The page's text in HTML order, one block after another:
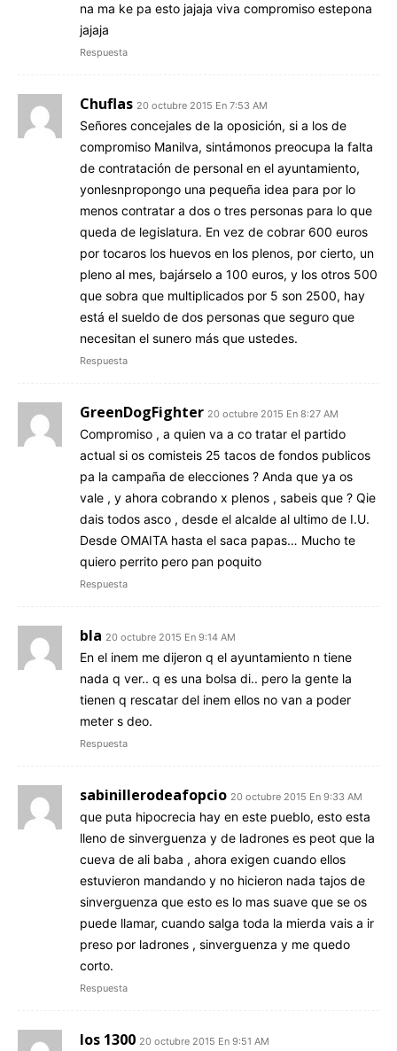
na ma ke pa esto jajaja viva compromiso estepona
jajaja
Respuesta
Chuflas 20 octubre 2015 En 7:53 AM
Señores concejales de la oposición, si a los de
compromiso Manilva, sintámonos preocupa la falta
de contratación de personal en el ayuntamiento,
yonlesnpropongo una pequeña idea para por lo
menos contratar a dos o tres personas para lo que
queda de legislatura. En vez de cobrar 600 euros
por tocaros los huevos en los plenos, por cierto, un
pleno al mes, bajárselo a 100 euros, y los otros 500
que sobra que multiplicados por 5 son 2500, hay
está el sueldo de dos personas que seguro que
necesitan el sunero más que ustedes.
Respuesta
GreenDogFighter 20 octubre 2015 En 8:27 AM
Compromiso , a quien va a co tratar el partido
actual si os comisteis 25 tacos de fondos publicos
pa la campaña de elecciones ? Anda que ya os
vale , y ahora cobrando x plenos , sabeis que ? Qie
dais todos asco , desde el alcalde al ultimo de I.U.
Desde OMAITA hasta el saca papas… Mucho te
quiero perrito pero pan poquito
Respuesta
bla 20 octubre 2015 En 9:14 AM
En el inem me dijeron q el ayuntamiento n tiene
nada q ver.. q es una bolsa di.. pero la gente la
tienen q rescatar del inem ellos no van a poder
meter s deo.
Respuesta
sabinillerodeafopcio 20 octubre 2015 En 9:33 AM
que puta hipocrecia hay en este pueblo, esto esta
lleno de sinverguenza y de ladrones es peot que la
cueva de ali baba , ahora exigen cuando ellos
estuvieron mandando y no hicieron nada tajos de
sinverguenza que esto es lo mas suave que se os
puede llamar, cuando salga toda la mierda vais a ir
preso por ladrones , sinverguenza y me quedo
corto.
Respuesta
los 1300 20 octubre 2015 En 9:51 AM